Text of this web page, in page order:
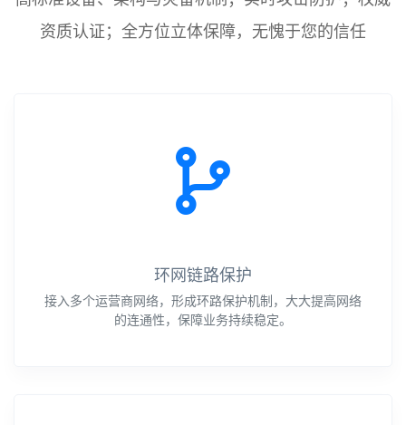
资质认证；全方位立体保障，无愧于您的信任
环网链路保护
接入多个运营商网络，形成环路保护机制，大大提高网络
的连通性，保障业务持续稳定。